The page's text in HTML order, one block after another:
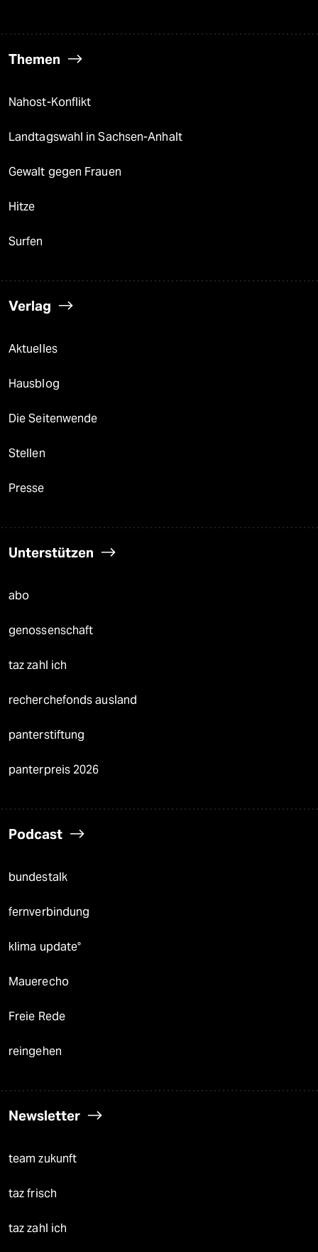
Themen
Nahost-Konflikt
Landtagswahl in Sachsen-Anhalt
Gewalt gegen Frauen
Hitze
Surfen
Verlag
Aktuelles
Hausblog
Die Seitenwende
Stellen
Presse
Unterstützen
abo
genossenschaft
taz zahl ich
recherchefonds ausland
panterstiftung
panterpreis 2026
Podcast
bundestalk
fernverbindung
klima update°
Mauerecho
Freie Rede
reingehen
Newsletter
team zukunft
taz frisch
taz zahl ich